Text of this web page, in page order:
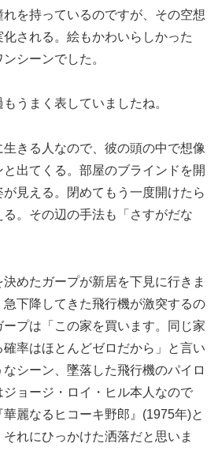
を持っているのですが、その空想
される。絵もかわいらしかった
シーンでした。
うまく表していましたね。
きる人なので、彼の頭の中で想像
出てくる。部屋のブラインドを開
見える。閉めてもう一度開けたら
。その辺の手法も「さすがだな
めたガープが新居を下見に行きま
下降してきた飛行機が激突するの
プは「この家を買います。同じ家
率はほとんどゼロだから」と言い
シーン、墜落した飛行機のパイロ
ョージ・ロイ・ヒル本人なので
麗なるヒコーキ野郎』(1975年)と
れにひっかけた洒落だと思いま